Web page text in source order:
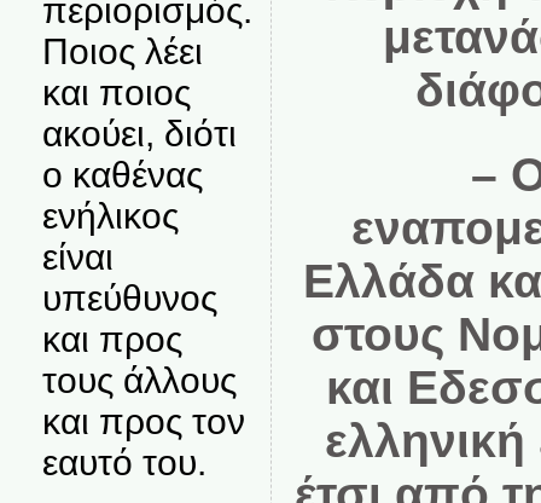
περιορισμός.
Ποιος λέει
και ποιος
ακούει, διότι
ο καθένας
ενήλικος
είναι
υπεύθυνος
και προς
τους άλλους
και προς τον
εαυτό του.
–
Ελλάδα
στους
και
ελληνική